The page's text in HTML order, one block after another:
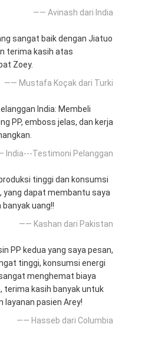
—— Avinash dari India
sangat baik dengan Jiatuo
terima kasih atas
Zoey.
—— Mustafa Koçak dari Turki
India: Membeli
PP, emboss jelas, dan kerja
India---Testimoni Pelanggan
tinggi dan konsumsi
yang dapat membantu saya
uang!!
—— Kashan dari Pakistan
PP kedua yang saya pesan,
tinggi, konsumsi energi
menghemat biaya
terima kasih banyak untuk
layanan pasien Arey!
—— Hasseb dari Columbia